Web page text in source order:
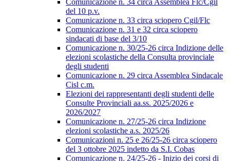
Comunicazione n. 34 circa Assemblea Flc/Cgil
del 10 p.v.
Comunicazione n. 33 circa sciopero Cgil/Flc
Comunicazione n. 31 e 32 circa sciopero
sindacati di base del 3/10
Comunicazione n. 30/25-26 circa Indizione delle
elezioni scolastiche della Consulta provinciale
degli studenti
Comunicazione n. 29 circa Assemblea Sindacale
Cisl c.m.
Elezioni dei rappresentanti degli studenti delle
Consulte Provinciali aa.ss. 2025/2026 e
2026/2027
Comunicazione n. 27/25-26 circa Indizione
elezioni scolastiche a.s. 2025/26
Comunicazioni n. 25 e 26/25-26 circa sciopero
del 3 ottobre 2025 indetto da S.I. Cobas
Comunicazione n. 24/25-26 - Inizio dei corsi di